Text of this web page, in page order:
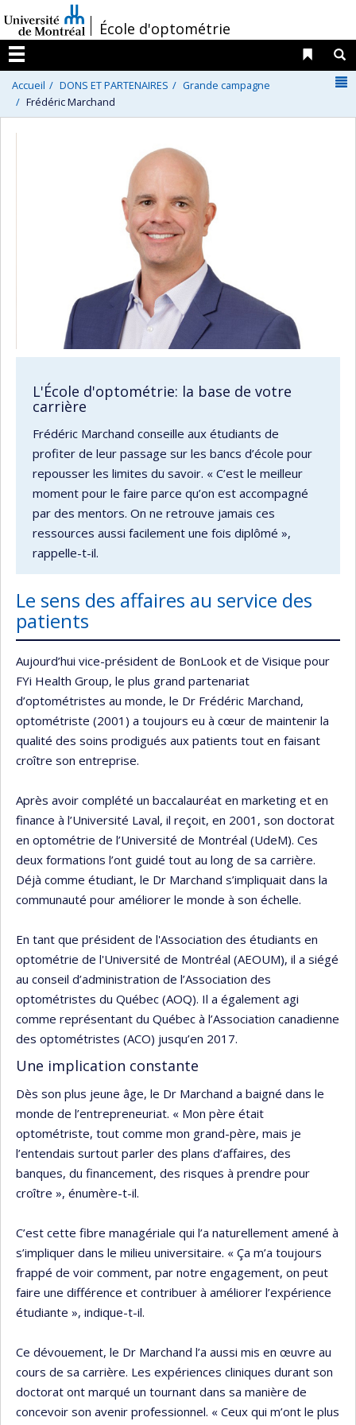
au
contenu
/École d'optométrie
Menu
Liens
Accueil DONS ET PARTENAIRES
Grande campagne
Frédéric Marchand
L'École d'optométrie: la base de votre
carrière
Frédéric Marchand conseille aux étudiants de
profiter de leur passage sur les bancs d’école pour
repousser les limites du savoir. « C’est le meilleur
moment pour le faire parce qu’on est accompagné
par des mentors. On ne retrouve jamais ces
ressources aussi facilement une fois diplômé »,
rappelle-t-il.
Le sens des affaires au service des
patients
Aujourd’hui vice-président de BonLook et de Visique pour
FYi Health Group, le plus grand partenariat
d’optométristes au monde, le Dr Frédéric Marchand,
optométriste (2001) a toujours eu à cœur de maintenir la
qualité des soins prodigués aux patients tout en faisant
croître son entreprise.
Après avoir complété un baccalauréat en marketing et en
finance à l’Université Laval, il reçoit, en 2001, son doctorat
en optométrie de l’Université de Montréal (UdeM). Ces
deux formations l’ont guidé tout au long de sa carrière.
Déjà comme étudiant, le Dr Marchand s’impliquait dans la
communauté pour améliorer le monde à son échelle.
En tant que président de l'Association des étudiants en
optométrie de l'Université de Montréal (AEOUM), il a siégé
au conseil d’administration de l’Association des
optométristes du Québec (AOQ). Il a également agi
comme représentant du Québec à l’Association canadienne
des optométristes (ACO) jusqu’en 2017.
Une implication constante
Dès son plus jeune âge, le Dr Marchand a baigné dans le
monde de l’entrepreneuriat. « Mon père était
optométriste, tout comme mon grand-père, mais je
l’entendais surtout parler des plans d’affaires, des
banques, du financement, des risques à prendre pour
croître », énumère-t-il.
C’est cette fibre managériale qui l’a naturellement amené à
s’impliquer dans le milieu universitaire. « Ça m’a toujours
frappé de voir comment, par notre engagement, on peut
faire une différence et contribuer à améliorer l’expérience
étudiante », indique-t-il.
Ce dévouement, le Dr Marchand l’a aussi mis en œuvre au
cours de sa carrière. Les expériences cliniques durant son
doctorat ont marqué un tournant dans sa manière de
concevoir son avenir professionnel. « Ceux qui m’ont le plus